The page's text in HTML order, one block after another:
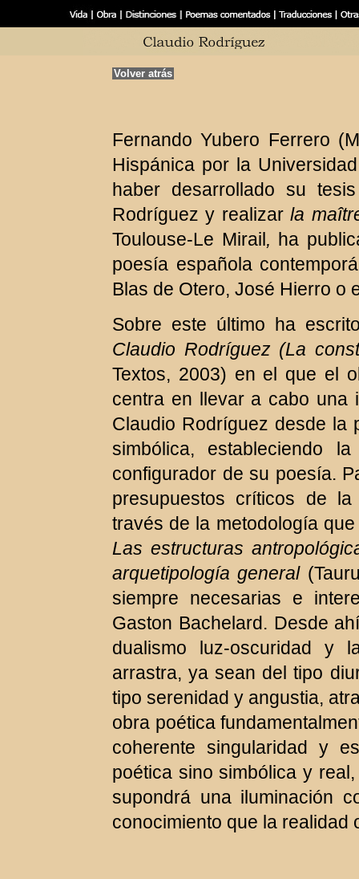
Volver atrás
Fernando Yubero Ferrero
Hispánica por la
haber desarrollado su
Rodríguez y realizarla
Toulouse-Le Mirail , ha
poesía española
Blas de Otero, José Hierro o
Sobre este último ha
Claudio Rodríguez (La
Textos, 2003) en el que el
centra en llevar a cabo una
Claudio Rodríguez desde la
simbólica, estableciendo
configurador de su poesía.
presupuestos críticos de la
través de la metodología
Las estructuras
arquetipología general
siempre necesarias e
Gaston Bachelard. Desde
dualismo luz-oscuridad y
arrastra, ya sean del tipo
tipo serenidad y angustia,
obra poética
coherente singularidad y
poética sino simbólica y
supondrá una iluminación
conocimiento que la realidad